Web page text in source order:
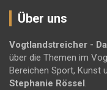
Über uns
Vogtlandstreicher -
über die Themen im
Bereichen Sport, Kunst
Stephanie Rössel .